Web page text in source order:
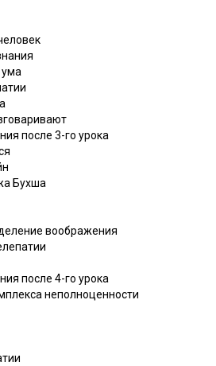
после 3-го урока
Бухша
воображения
после 4-го урока
неполноценности